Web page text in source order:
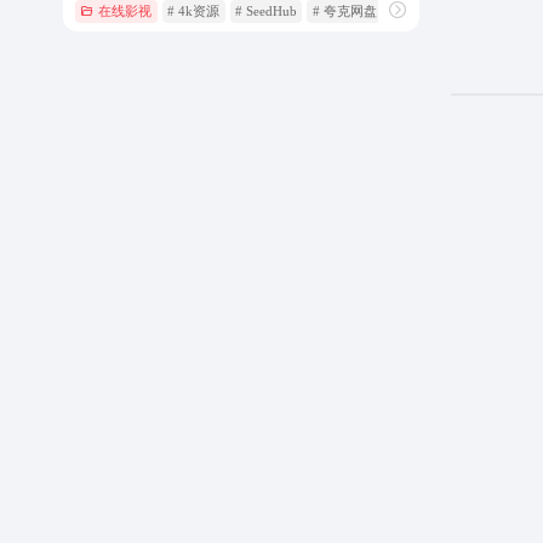
在线影视 # 4k资源 # SeedHub # 夸克网盘